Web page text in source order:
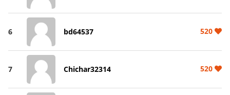
6 bd64537 520
7 Chichar32314 520